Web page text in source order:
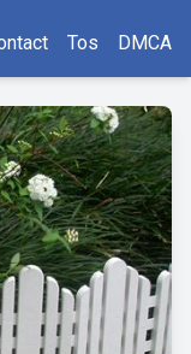
Tos DMCA